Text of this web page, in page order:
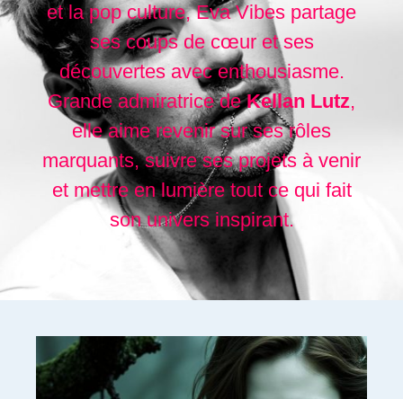
et la pop culture, Eva Vibes partage
ses coups de cœur et ses
découvertes avec enthousiasme.
Grande admiratrice deKellan Lutz,
elle aime revenir sur ses rôles
marquants, suivre ses projets à venir
et mettre en lumière tout ce qui fait
son univers inspirant.